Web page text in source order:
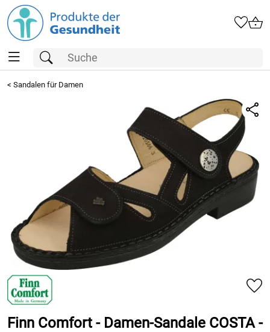
< Sandalen für Damen
Finn Comfort - Damen-Sandale COSTA -